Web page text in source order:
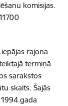
komisijas.
rajona
termiņā
sarakstos
skaits. Šajās